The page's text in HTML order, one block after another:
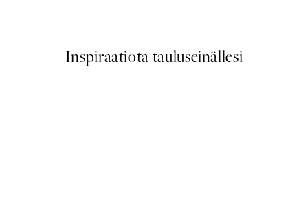
Inspiraatiota tauluseinällesi